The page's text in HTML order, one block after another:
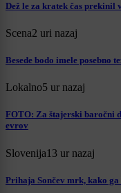
Dež le za kratek čas prekinil
Scena2 uri nazaj
Besede bodo imele posebno
Lokalno5 ur nazaj
FOTO: Za štajerski baročni
evrov
Slovenija13 ur nazaj
Prihaja Sončev mrk, kako